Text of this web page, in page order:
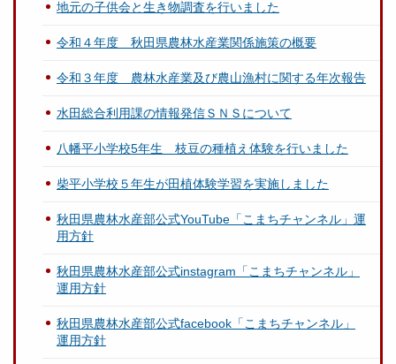
地元の子供会と生き物調査を行いました
令和４年度 秋田県農林水産業関係施策の概要
令和３年度 農林水産業及び農山漁村に関する年次報告
水田総合利用課の情報発信ＳＮＳについて
八幡平小学校5年生 枝豆の種植え体験を行いました
柴平小学校５年生が田植体験学習を実施しました
秋田県農林水産部公式YouTube「こまちチャンネル」運
用方針
秋田県農林水産部公式instagram「こまちチャンネル」
運用方針
秋田県農林水産部公式facebook「こまちチャンネル」
運用方針